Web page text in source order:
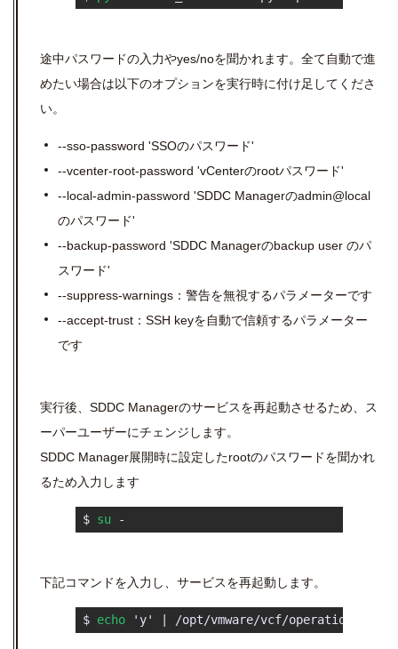
途中パスワードの入力やyes/noを聞かれます。全て自動で進
めたい場合は以下のオプションを実行時に付け足してくださ
い。
--sso-password 'SSOのパスワード'
--vcenter-root-password 'vCenterのrootパスワード'
--local-admin-password 'SDDC Managerのadmin@local
のパスワード'
--backup-password 'SDDC Managerのbackup user のパ
スワード'
--suppress-warnings：警告を無視するパラメーターです
--accept-trust：SSH keyを自動で信頼するパラメーター
です
実行後、SDDC Managerのサービスを再起動させるため、ス
ーパーユーザーにチェンジします。
SDDC Manager展開時に設定したrootのパスワードを聞かれ
るため入力します
$ su -
下記コマンドを入力し、サービスを再起動します。
$ echo 'y' | /opt/vmware/vcf/